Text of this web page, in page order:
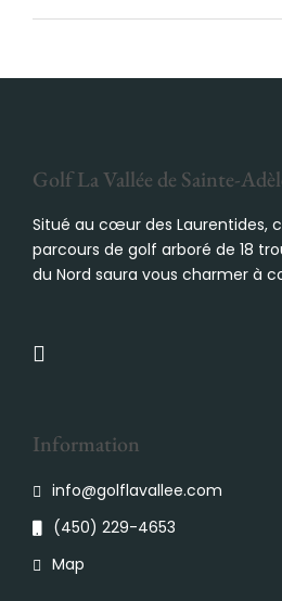
Golf La Vallée de Sainte-
Situé au cœur des Laurentides,
parcours de golf arboré de 18
du Nord saura vous charmer à
Information
info@golflavallee.com
(450) 229-4653
Map